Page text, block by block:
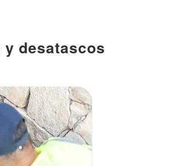
desatascos